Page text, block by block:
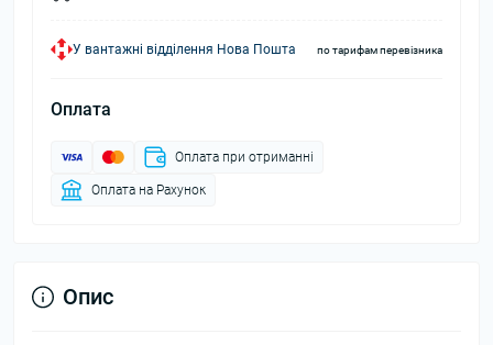
У вантажні відділення Нова Пошта по тарифам перевізника
Оплата
Оплата при отриманні
Оплата на Рахунок
Опис